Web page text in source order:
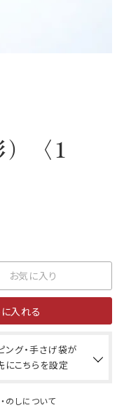
）〈1
お気に入り
入れる
ング・手さげ袋が
こちらを設定
のしについて